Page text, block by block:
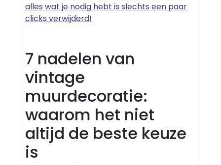
alles wat je nodig hebt is slechts een paar
clicks verwijderd!
7 nadelen van
vintage
muurdecoratie:
waarom het niet
altijd de beste keuze
is